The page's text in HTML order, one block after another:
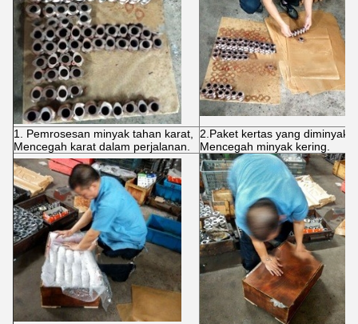
1. Pemrosesan minyak tahan karat,
Mencegah karat dalam perjalanan.
2.Paket kertas yang diminyaki,
Mencegah minyak kering.